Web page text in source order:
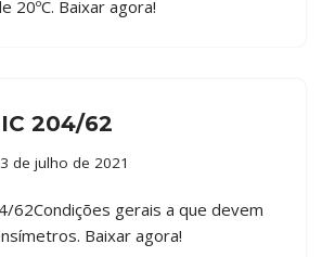
20ºC. Baixar agora!
204/62
de julho de 2021
62Condições gerais a que devem
Baixar agora!